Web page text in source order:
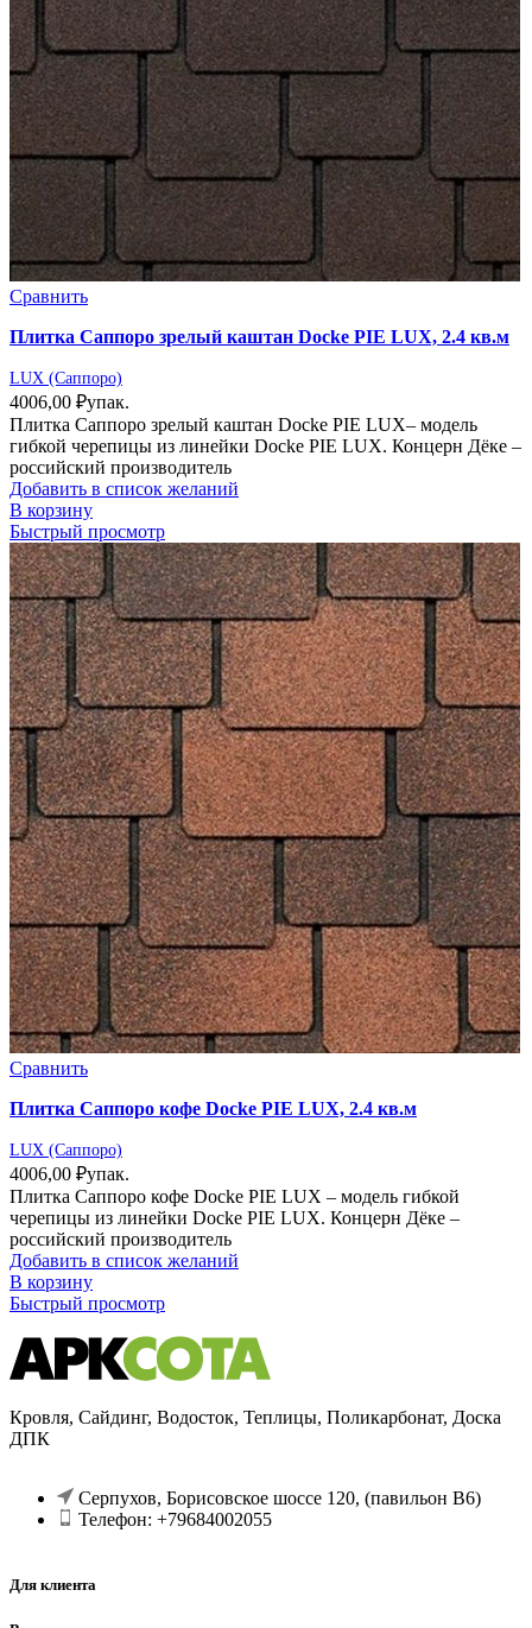
Сравнить
Плитка Саппоро зрелый каштан Docke PIE LUX, 2.4 кв.м
LUX (Саппоро)
4006,00 ₽упак.
Плитка Саппоро зрелый каштан Docke PIE LUX– модель
гибкой черепицы из линейки Docke PIE LUX. Концерн Дёке –
российский производитель
Добавить в список желаний
В корзину
Быстрый просмотр
Сравнить
Плитка Саппоро кофе Docke PIE LUX, 2.4 кв.м
LUX (Саппоро)
4006,00 ₽упак.
Плитка Саппоро кофе Docke PIE LUX – модель гибкой
черепицы из линейки Docke PIE LUX. Концерн Дёке –
российский производитель
Добавить в список желаний
В корзину
Быстрый просмотр
Кровля, Сайдинг, Водосток, Теплицы, Поликарбонат, Доска
ДПК
Серпухов, Борисовское шоссе 120, (павильон В6)
Телефон: +79684002055
Для клиента